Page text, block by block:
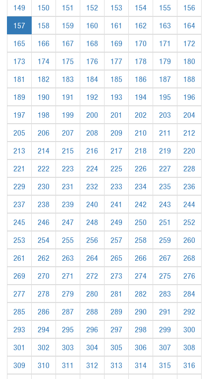
149
150 151 152 153 154 155
156
157
158 159 160 161 162 163
164
165
166 167 168 169 170 171
172
173
174 175 176 177 178 179
180
181
182 183 184 185 186 187
188
189
190 191 192 193 194 195
196
197
198 199 200 201 202 203
204
205
206 207 208 209 210 211
212
213
214 215 216 217 218 219
220
221
222 223 224 225 226 227
228
229
230 231 232 233 234 235
236
237
238 239 240 241 242 243
244
245
246 247 248 249 250 251
252
253
254 255 256 257 258 259
260
261
262 263 264 265 266 267
268
269
270 271 272 273 274 275
276
277
278 279 280 281 282 283
284
285
286 287 288 289 290 291
292
293
294 295 296 297 298 299
300
301
302 303 304 305 306 307
308
309
310 311 312 313 314 315
316